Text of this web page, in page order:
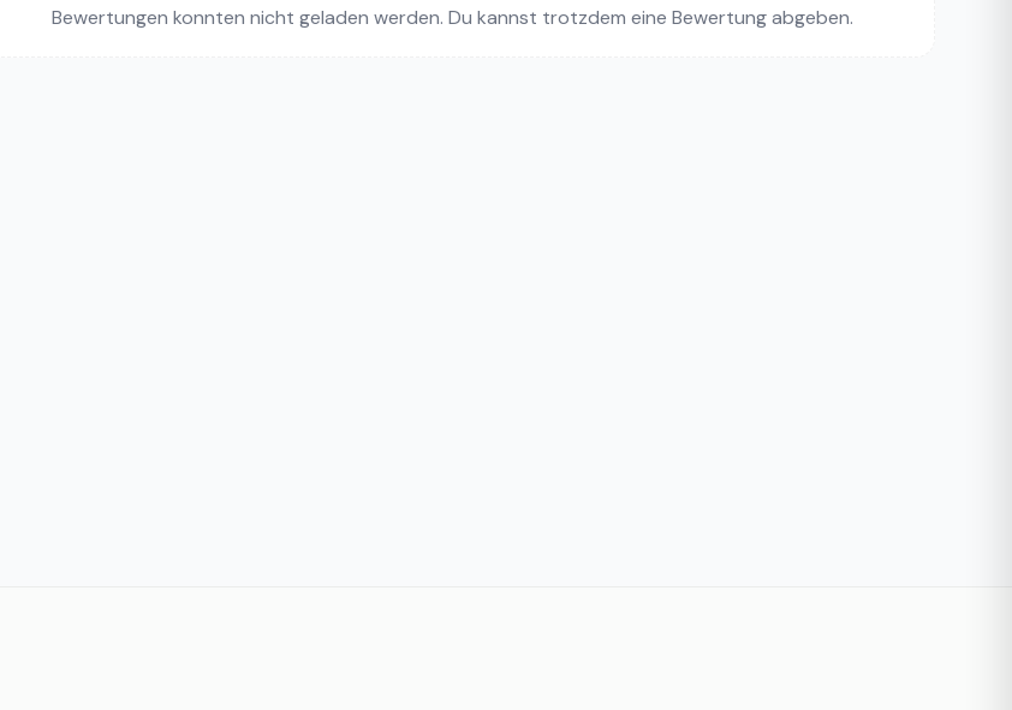
Bewertungen konnten nicht geladen werden. Du kannst trotzdem eine Bewertung abgeben.